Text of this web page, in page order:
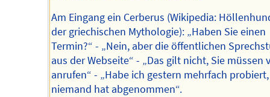
Am Eingang ein Cerberus (Wikipedia:
der griechischen Mythologie): „Haben Sie einen
Termin?“ - „Nein, aber die öffentlichen
aus der Webseite“ - „Das gilt nicht, Sie müssen
anrufen“ - „Habe ich gestern mehrfach probiert,
niemand hat abgenommen“.